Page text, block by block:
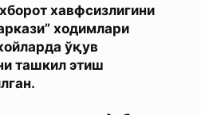
хавфсизлигини
ходимлари
ўқув
ташкил этиш